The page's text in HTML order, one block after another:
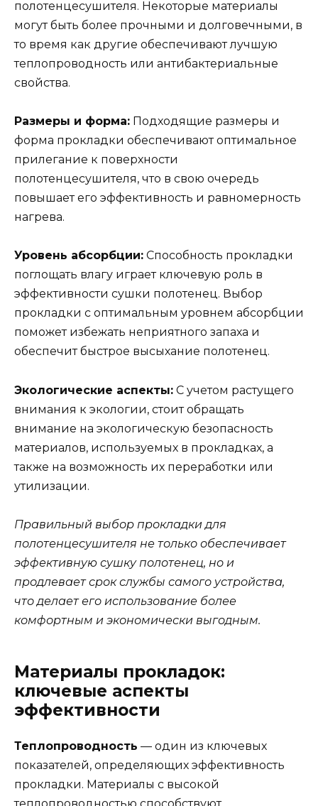
полотенцесушителя. Некоторые материалы
могут быть более прочными и долговечными, в
то время как другие обеспечивают лучшую
теплопроводность или антибактериальные
свойства.
Размеры и форма: Подходящие размеры и
форма прокладки обеспечивают оптимальное
прилегание к поверхности
полотенцесушителя, что в свою очередь
повышает его эффективность и равномерность
нагрева.
Уровень абсорбции: Способность прокладки
поглощать влагу играет ключевую роль в
эффективности сушки полотенец. Выбор
прокладки с оптимальным уровнем абсорбции
поможет избежать неприятного запаха и
обеспечит быстрое высыхание полотенец.
Экологические аспекты: С учетом растущего
внимания к экологии, стоит обращать
внимание на экологическую безопасность
материалов, используемых в прокладках, а
также на возможность их переработки или
утилизации.
Правильный выбор прокладки для
полотенцесушителя не только обеспечивает
эффективную сушку полотенец, но и
продлевает срок службы самого устройства,
что делает его использование более
комфортным и экономически выгодным.
Материалы прокладок:
ключевые аспекты
эффективности
Теплопроводность — один из ключевых
показателей, определяющих эффективность
прокладки. Материалы с высокой